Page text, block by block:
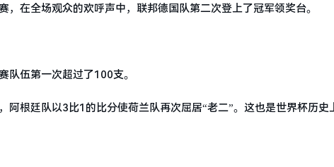
在全场观众的欢呼声中，联邦德国队第二次登上了冠军领奖台。
队伍第一次超过了100支。
阿根廷队以3比1的比分使荷兰队再次屈居“老二”。这也是世界杯历史